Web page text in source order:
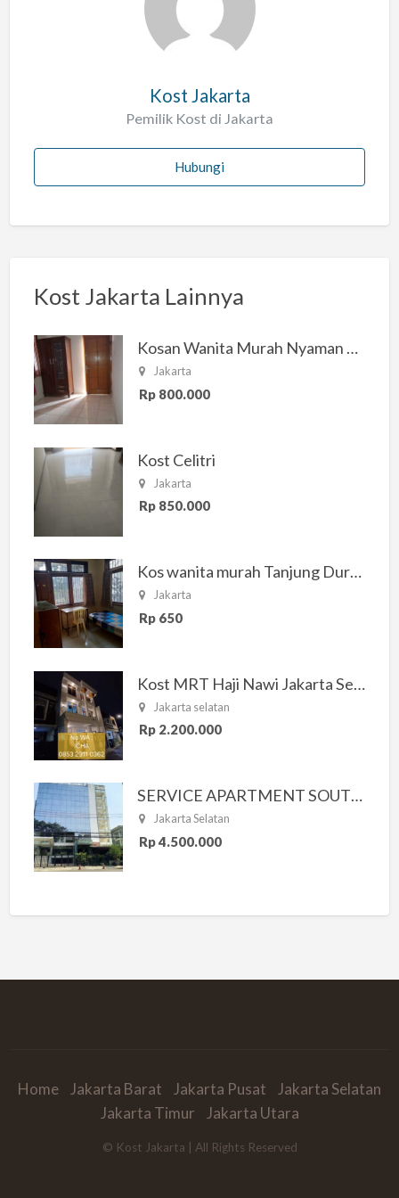
Kost Jakarta
Pemilik Kost di Jakarta
Hubungi
Kost Jakarta Lainnya
Kosan Wanita Murah Nyaman di Jakarta Selatan
Jakarta
Rp 800.000
Kost Celitri
Jakarta
Rp 850.000
Kos wanita murah Tanjung Duren Jakarta Barat
Jakarta
Rp 650
Kost MRT Haji Nawi Jakarta Selatan
Jakarta selatan
Rp 2.200.000
SERVICE APARTMENT SOUTH RESIDENCE
Jakarta Selatan
Rp 4.500.000
Home Jakarta Barat Jakarta Pusat
Jakarta Selatan
Jakarta Timur
Jakarta Utara
© Kost Jakarta | All Rights Reserved